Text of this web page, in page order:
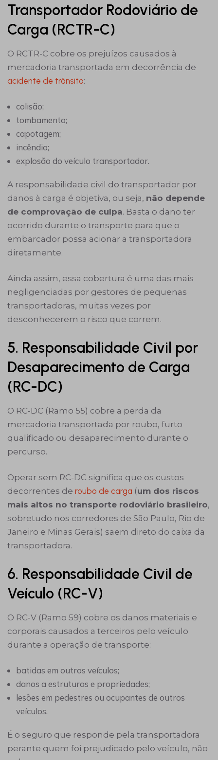
Transportador Rodoviário de
Carga (RCTR-C)
O RCTR-C cobre os prejuízos causados à
mercadoria transportada em decorrência de
acidente de trânsito:
colisão;
tombamento;
capotagem;
incêndio;
explosão do veículo transportador.
A responsabilidade civil do transportador por
danos à carga é objetiva, ou seja, não depende
de comprovação de culpa. Basta o dano ter
ocorrido durante o transporte para que o
embarcador possa acionar a transportadora
diretamente.
Ainda assim, essa cobertura é uma das mais
negligenciadas por gestores de pequenas
transportadoras, muitas vezes por
desconhecerem o risco que correm.
5. Responsabilidade Civil por
Desaparecimento de Carga
(RC-DC)
O RC-DC (Ramo 55) cobre a perda da
mercadoria transportada por roubo, furto
qualificado ou desaparecimento durante o
percurso.
Operar sem RC-DC significa que os custos
decorrentes de roubo de carga (um dos riscos
mais altos no transporte rodoviário brasileiro,
sobretudo nos corredores de São Paulo, Rio de
Janeiro e Minas Gerais) saem direto do caixa da
transportadora.
6. Responsabilidade Civil de
Veículo (RC-V)
O RC-V (Ramo 59) cobre os danos materiais e
corporais causados a terceiros pelo veículo
durante a operação de transporte:
batidas em outros veículos;
danos a estruturas e propriedades;
lesões em pedestres ou ocupantes de outros
veículos.
É o seguro que responde pela transportadora
perante quem foi prejudicado pelo veículo, não